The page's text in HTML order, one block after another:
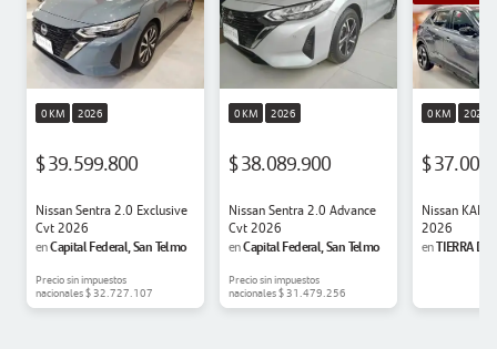
0 KM 2026
$ 39.599.800
Nissan Sentra 2.0 Exclusive
Cvt 2026
enCapital Federal, San Telmo
Precio sin impuestos
nacionales$ 32.727.107
0 KM 2026
$ 38.089.900
Nissan Sentra 2.0 Advance
Cvt 2026
enCapital Federal, San Telmo
Precio sin impuestos
nacionales$ 31.479.256
0 KM 2026
$
Nissan KAIT
2026
enTIERRA